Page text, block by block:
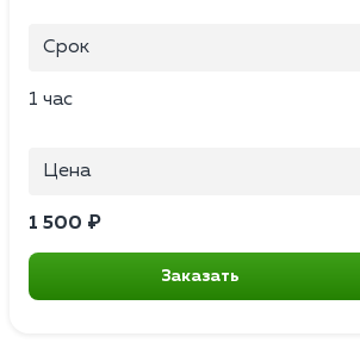
Срок
1 час
Цена
1 500 ₽
Заказать